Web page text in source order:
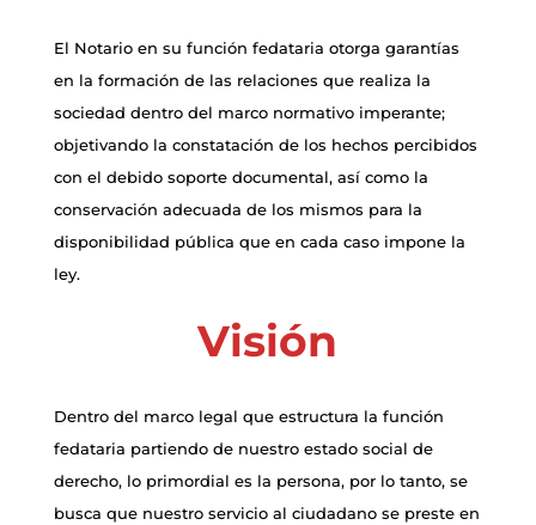
El Notario en su función fedataria otorga garantías
en la formación de las relaciones que realiza la
sociedad dentro del marco normativo imperante;
objetivando la constatación de los hechos percibidos
con el debido soporte documental, así como la
conservación adecuada de los mismos para la
disponibilidad pública que en cada caso impone la
ley.
Visión
Dentro del marco legal que estructura la función
fedataria partiendo de nuestro estado social de
derecho, lo primordial es la persona, por lo tanto, se
busca que nuestro servicio al ciudadano se preste en